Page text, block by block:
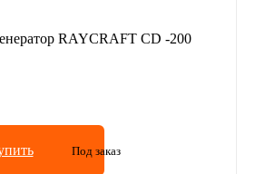
RAYCRAFT CD -200
Под заказ